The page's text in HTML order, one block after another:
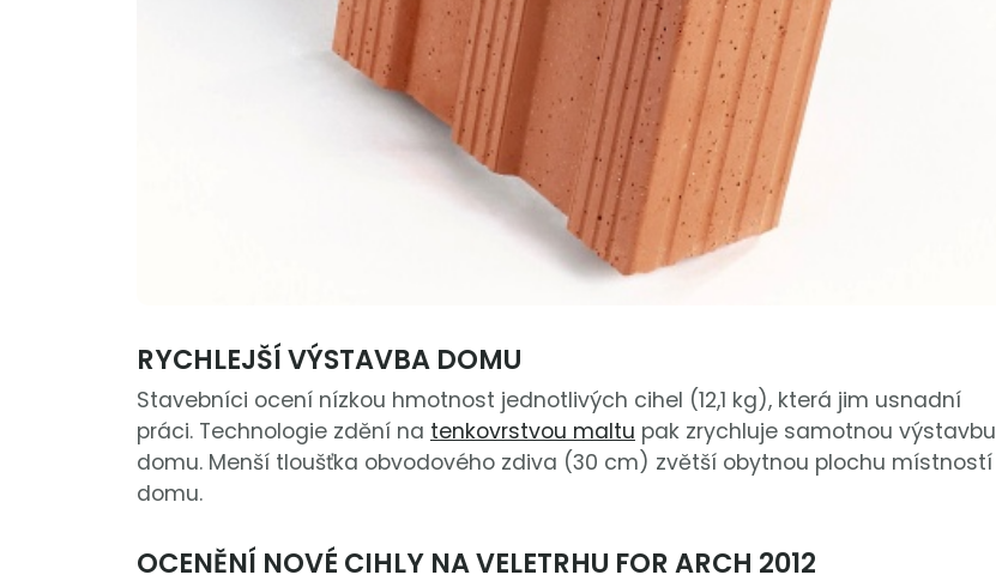
RYCHLEJŠÍ VÝSTAVBA DOMU
Stavebníci ocení nízkou hmotnost jednotlivých cihel (12,1 kg), která jim usnadní
práci. Technologie zdění na tenkovrstvou maltu pak zrychluje samotnou výstavbu
domu. Menší tloušťka obvodového zdiva (30 cm) zvětší obytnou plochu místností
domu.
OCENĚNÍ NOVÉ CIHLY NA VELETRHU FOR ARCH 2012